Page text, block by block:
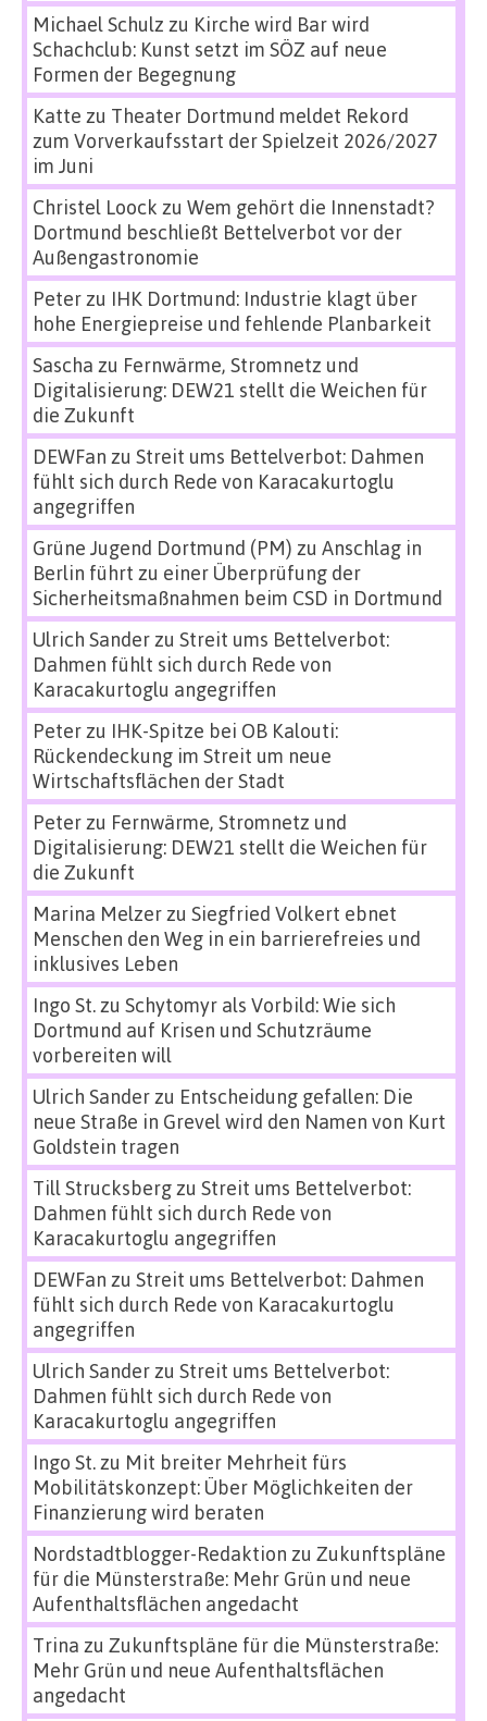
Michael Schulz zu Kirche wird Bar wird
Schachclub: Kunst setzt im SÖZ auf neue
Formen der Begegnung
Katte zu Theater Dortmund meldet Rekord
zum Vorverkaufsstart der Spielzeit 2026/2027
im Juni
Christel Loock zu Wem gehört die Innenstadt?
Dortmund beschließt Bettelverbot vor der
Außengastronomie
Peterzu IHK Dortmund: Industrie klagt über
hohe Energiepreise und fehlende Planbarkeit
Sascha zu Fernwärme, Stromnetz und
Digitalisierung: DEW21 stellt die Weichen für
die Zukunft
DEWFan zu Streit ums Bettelverbot: Dahmen
fühlt sich durch Rede von Karacakurtoglu
angegriffen
Grüne Jugend Dortmund (PM) zu Anschlag in
Berlin führt zu einer Überprüfung der
Sicherheitsmaßnahmen beim CSD in Dortmund
Ulrich Sanderzu Streit ums Bettelverbot:
Dahmen fühlt sich durch Rede von
Karacakurtoglu angegriffen
Peterzu IHK-Spitze bei OB Kalouti:
Rückendeckung im Streit um neue
Wirtschaftsflächen der Stadt
Peterzu Fernwärme, Stromnetz und
Digitalisierung: DEW21 stellt die Weichen für
die Zukunft
Marina Melzerzu Siegfried Volkert ebnet
Menschen den Weg in ein barrierefreies und
inklusives Leben
Ingo St.zu Schytomyr als Vorbild: Wie sich
Dortmund auf Krisen und Schutzräume
vorbereiten will
Ulrich Sanderzu Entscheidung gefallen: Die
neue Straße in Grevel wird den Namen von Kurt
Goldstein tragen
Till Strucksbergzu Streit ums Bettelverbot:
Dahmen fühlt sich durch Rede von
Karacakurtoglu angegriffen
DEWFan zu Streit ums Bettelverbot: Dahmen
fühlt sich durch Rede von Karacakurtoglu
angegriffen
Ulrich Sanderzu Streit ums Bettelverbot:
Dahmen fühlt sich durch Rede von
Karacakurtoglu angegriffen
Ingo St.zu Mit breiter Mehrheit fürs
Mobilitätskonzept: Über Möglichkeiten der
Finanzierung wird beraten
Nordstadtblogger-Redaktion zu Zukunftspläne
für die Münsterstraße: Mehr Grün und neue
Aufenthaltsflächen angedacht
Trina zu Zukunftspläne für die Münsterstraße:
Mehr Grün und neue Aufenthaltsflächen
angedacht